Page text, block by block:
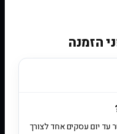
הזמנה
עד יום עסקים אחד לצורך